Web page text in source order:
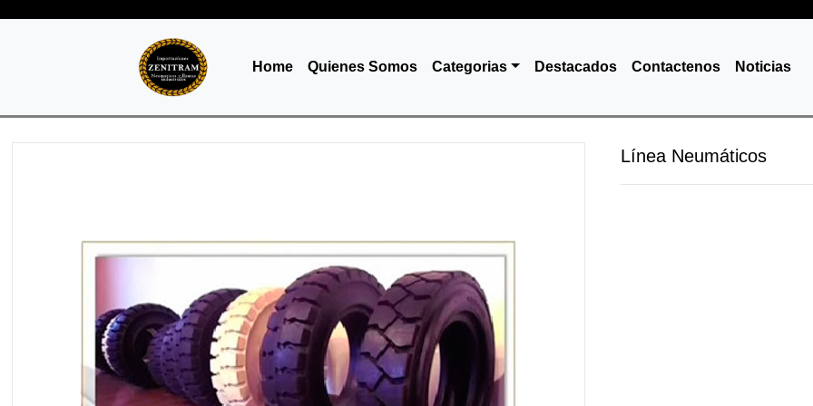
Home Quienes Somos Categorias Destacados Contactenos Noticias
Línea Neumáticos